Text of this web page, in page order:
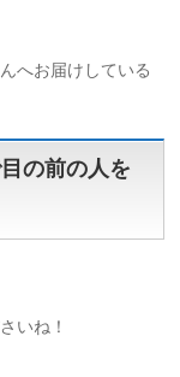
へお届けしている
の前の人を
いね！